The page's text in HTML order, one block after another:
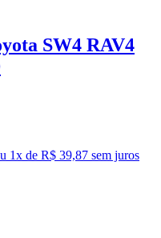
SW4 RAV4
1x de R$ 39,87 sem juros